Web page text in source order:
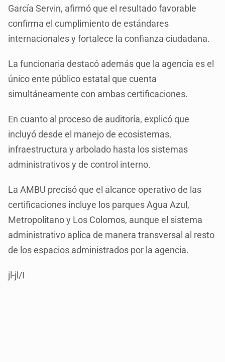
García Servin, afirmó que el resultado favorable
confirma el cumplimiento de estándares
internacionales y fortalece la confianza ciudadana.
La funcionaria destacó además que la agencia es el
único ente público estatal que cuenta
simultáneamente con ambas certificaciones.
En cuanto al proceso de auditoría, explicó que
incluyó desde el manejo de ecosistemas,
infraestructura y arbolado hasta los sistemas
administrativos y de control interno.
La AMBU precisó que el alcance operativo de las
certificaciones incluye los parques Agua Azul,
Metropolitano y Los Colomos, aunque el sistema
administrativo aplica de manera transversal al resto
de los espacios administrados por la agencia.
jl-jl/I